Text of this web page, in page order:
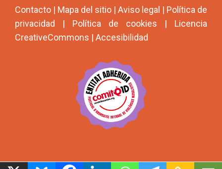
Contacto | Mapa del sitio | Aviso legal | Política de
privacidad | Política de cookies | Licencia
CreativeCommons | Accesibilidad